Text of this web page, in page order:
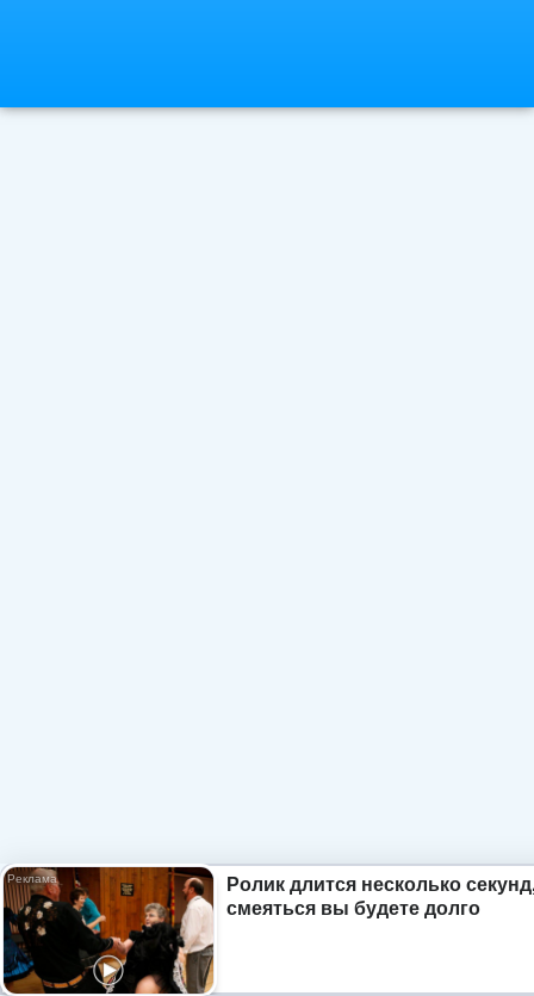
Ролик длится несколько
смеяться вы будете долго